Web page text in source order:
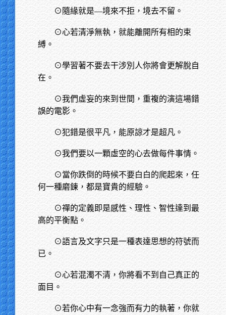
⊙隨緣就是—境來不拒，境去不留。
⊙心若清淨無執，就能離開所有相的束
縛。
⊙學習著不要去干涉別人你將會更解脫自
在。
⊙我們虛妄的來到世間，重複的演這場錯
誤的電影。
⊙犯錯是很平凡，能原諒才是超凡。
⊙我們要以一顆虛空的心去做每件事情。
⊙當你跌倒的時候不要白白的爬起來，任
何一種磨鍊，都是寶貴的經驗。
⊙禪的定義即是感性、理性、智性達到最
高的平衡點。
⊙語言及文字只是一種表達思想的符號而
已。
⊙心若混濁不清，你將看不到自己真正的
面目。
⊙若你心中有一念強而有力的執著，你就